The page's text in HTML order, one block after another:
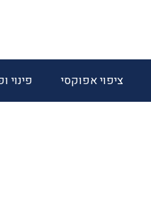
ציפוי אפוקסי פינוי